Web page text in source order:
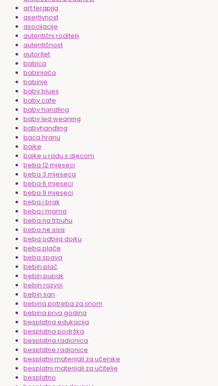
art terapija
asertivnost
asocijacije
autentični roditelji
autentičnost
autoritet
babica
babinjača
babinje
baby blues
baby cafe
baby handling
baby led weaning
babyhandling
baca hranu
bajke
bajke u radu s djecom
beba 12 mjeseci
beba 3 mjeseca
beba 6 mjeseci
beba 9 mjeseci
beba i brak
beba i mama
beba na trbuhu
beba ne sisa
beba odbija dojku
beba plače
beba spava
bebin plač
bebin pupak
bebin razvoj
bebin san
bebina potreba za snom
bebina prva godina
besplatna edukacija
besplatna podrška
besplatna radionica
besplatne radionice
besplatni materijali za učenike
besplatni materijali za učitelje
besplatno